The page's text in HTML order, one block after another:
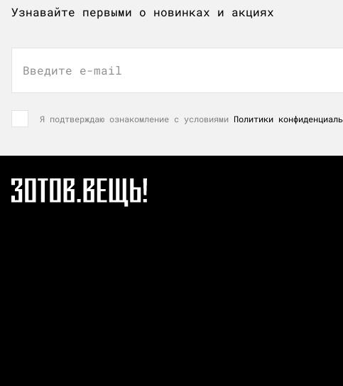
Узнавайте первыми о новинках и акциях
Введите e-mail
Я подтверждаю ознакомление с условиями Политики